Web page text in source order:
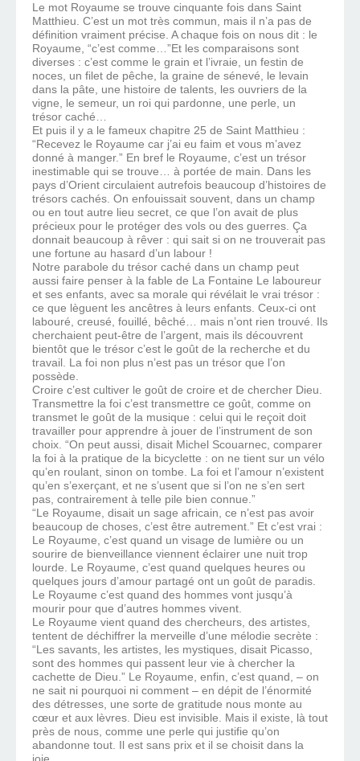
Le mot Royaume se trouve cinquante fois dans Saint
Matthieu. C’est un mot très commun, mais il n’a pas de
définition vraiment précise. A chaque fois on nous dit : le
Royaume, “c’est comme…”Et les comparaisons sont
diverses : c’est comme le grain et l’ivraie, un festin de
noces, un filet de pêche, la graine de sénevé, le levain
dans la pâte, une histoire de talents, les ouvriers de la
vigne, le semeur, un roi qui pardonne, une perle, un
trésor caché…
Et puis il y a le fameux chapitre 25 de Saint Matthieu :
“Recevez le Royaume car j’ai eu faim et vous m’avez
donné à manger.” En bref le Royaume, c’est un trésor
inestimable qui se trouve… à portée de main. Dans les
pays d’Orient circulaient autrefois beaucoup d’histoires de
trésors cachés. On enfouissait souvent, dans un champ
ou en tout autre lieu secret, ce que l’on avait de plus
précieux pour le protéger des vols ou des guerres. Ça
donnait beaucoup à rêver : qui sait si on ne trouverait pas
une fortune au hasard d’un labour !
Notre parabole du trésor caché dans un champ peut
aussi faire penser à la fable de La Fontaine Le laboureur
et ses enfants, avec sa morale qui révélait le vrai trésor :
ce que lèguent les ancêtres à leurs enfants. Ceux-ci ont
labouré, creusé, fouillé, bêché… mais n’ont rien trouvé. Ils
cherchaient peut-être de l’argent, mais ils découvrent
bientôt que le trésor c’est le goût de la recherche et du
travail. La foi non plus n’est pas un trésor que l’on
possède.
Croire c’est cultiver le goût de croire et de chercher Dieu.
Transmettre la foi c’est transmettre ce goût, comme on
transmet le goût de la musique : celui qui le reçoit doit
travailler pour apprendre à jouer de l’instrument de son
choix. “On peut aussi, disait Michel Scouarnec, comparer
la foi à la pratique de la bicyclette : on ne tient sur un vélo
qu’en roulant, sinon on tombe. La foi et l’amour n’existent
qu’en s’exerçant, et ne s’usent que si l’on ne s’en sert
pas, contrairement à telle pile bien connue.”
“Le Royaume, disait un sage africain, ce n’est pas avoir
beaucoup de choses, c’est être autrement.” Et c’est vrai :
Le Royaume, c’est quand un visage de lumière ou un
sourire de bienveillance viennent éclairer une nuit trop
lourde. Le Royaume, c’est quand quelques heures ou
quelques jours d’amour partagé ont un goût de paradis.
Le Royaume c’est quand des hommes vont jusqu’à
mourir pour que d’autres hommes vivent.
Le Royaume vient quand des chercheurs, des artistes,
tentent de déchiffrer la merveille d’une mélodie secrète :
“Les savants, les artistes, les mystiques, disait Picasso,
sont des hommes qui passent leur vie à chercher la
cachette de Dieu.” Le Royaume, enfin, c’est quand, – on
ne sait ni pourquoi ni comment – en dépit de l’énormité
des détresses, une sorte de gratitude nous monte au
cœur et aux lèvres. Dieu est invisible. Mais il existe, là tout
près de nous, comme une perle qui justifie qu’on
abandonne tout. Il est sans prix et il se choisit dans la